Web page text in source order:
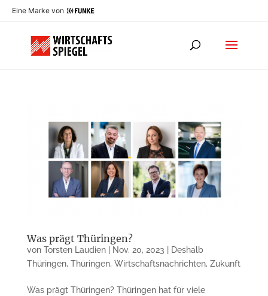
Eine Marke von
Was prägt Thüringen?
von Torsten Laudien| Nov. 20, 2023
Deshalb
Thüringen, Thüringen, Wirtschaftsnachrichten, Zukunft
Was prägt Thüringen? Thüringen hat für viele